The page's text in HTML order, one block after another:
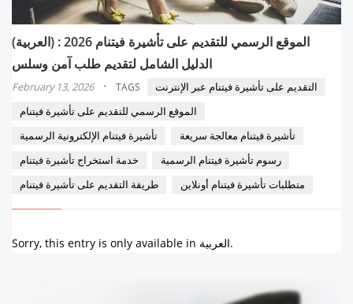
(العربية) الموقع الرسمي للتقديم على تأشيرة فيتنام 2026 :
الدليل الشامل لتقديم طلب آمن وسلس
February 13, 2026 · TAGS
التقديم على تأشيرة فيتنام عبر الإنترنت
الموقع الرسمي للتقديم على تأشيرة فيتنام
تأشيرة فيتنام الإلكترونية الرسمية
تأشيرة فيتنام معالجة سريعة
خدمة استخراج تأشيرة فيتنام
رسوم تأشيرة فيتنام الرسمية
طريقة التقديم على تأشيرة فيتنام
متطلبات تأشيرة فيتنام أونلاين
Sorry, this entry is only available in العربية.